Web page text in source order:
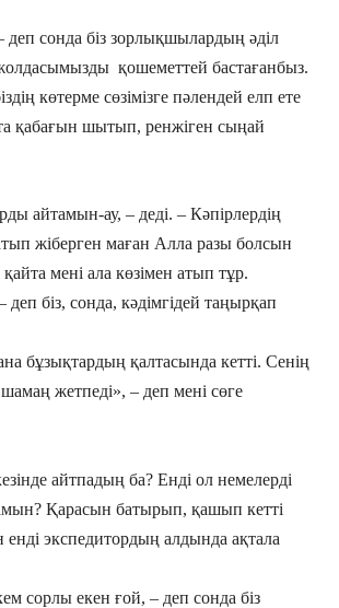
деп сонда біз зор­лықшылардың әділ
қошеметтей бастаған­быз.
көтерме сөзімізге пәлендей елп ете
қабағын шытып, ренжіген сыңай
айтамын-ау, – деді. – Кәпірлердің
жіберген маған Алла разы болсын
мені ала көзімен атып тұр.
біз, сонда, кәдімгідей таңырқап
бұзықтардың қалтасында кетті. Сенің
жетпеді», – деп мені сөге
айтпадың ба? Енді ол немелерді
Қарасын батырып, қашып кетті
экспедитордың алдында ақтала
сорлы екен ғой, – деп сонда біз